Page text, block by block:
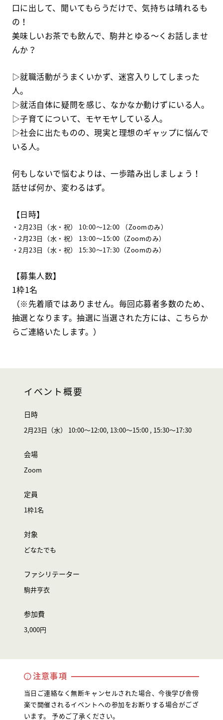
口に出して、聞いてもらうだけで、気持ちは晴れるも
の！
美味しいお茶でも飲んで、駒井とゆる～くお話しませ
んか？
▷就職活動がうまくいかず、迷宮入りしてしまった
人。
▷就活自体に疑問を感じ、なかなか動けずにいる人。
▷子育てについて、モヤモヤしている人。
▷社会に出たものの、現実と理想のギャップに悩んで
いる人。
何もしないで悩むよりは、一歩踏み出しましょう！
話せば何か、変わるはず。
【日時】
・2月23日（水・祝） 10:00～12:00 （Zoomのみ）
・2月23日（水・祝） 13:00～15:00（Zoomのみ）
・2月23日（水・祝） 15:30～17:30（Zoomのみ）
【募集人数】
1枠1名
（※先着順ではありません。毎回応募者多数のため、
抽選となります。抽選に当選された方には、こちらか
らご連絡いたします。）
イベント概要
日時
2月23日（水） 10:00～12:00, 13:00～15:00 , 15:30～17:30
会場
Zoom
定員
1枠1名
対象
どなたでも
ファシリテーター
駒井亨衣
参加費
3,000円
注意事項
当日ご連絡なく無断キャンセルされた場合、今後学び舎傍
楽で開催されるイベントへの参加をお断りする場合がござ
います。 予めご了承ください。